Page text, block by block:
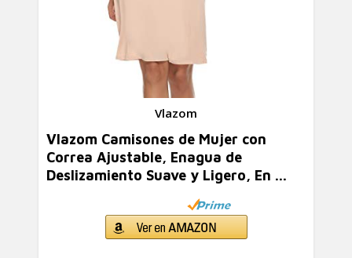
Vlazom
Vlazom Camisones de Mujer con
Correa Ajustable, Enagua de
Deslizamiento Suave y Ligero, En ...